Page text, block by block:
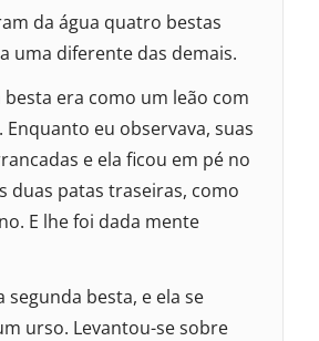
da água quatro bestas
uma diferente das demais.
era como um leão com
Enquanto eu observava, suas
e ela ficou em pé no
duas patas traseiras, como
E lhe foi dada mente
segunda besta, e ela se
urso. Levantou-se sobre